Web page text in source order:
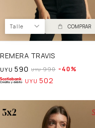
Talle COMPRAR
REMERA TRAVIS
UYU 590 UYU 990 40
UYU 502